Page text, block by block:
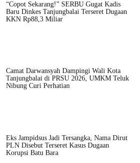
“Copot Sekarang!” SERBU Gugat Kadis
Baru Dinkes Tanjungbalai Terseret Dugaan
KKN Rp88,3 Miliar
Camat Darwansyah Dampingi Wali Kota
Tanjungbalai di PRSU 2026, UMKM Teluk
Nibung Curi Perhatian
Eks Jampidsus Jadi Tersangka, Nama Dirut
PLN Disebut Terseret Kasus Dugaan
Korupsi Batu Bara